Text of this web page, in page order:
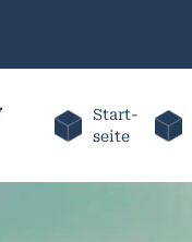
Start-
seite